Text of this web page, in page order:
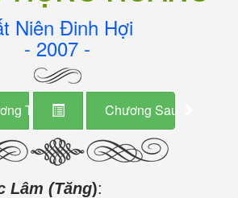
Niên Đinh Hợi
- 2007 -
Trước Chương Sau
Lâm (Tăng):